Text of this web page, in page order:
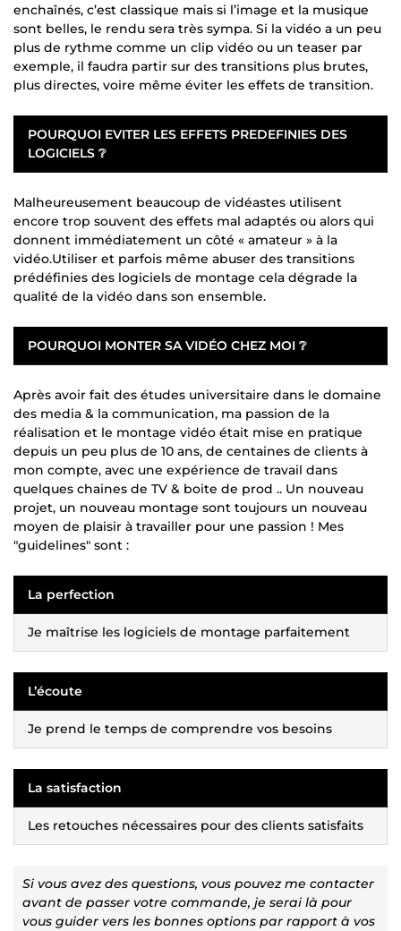
enchaînés, c’est classique mais si l’image et la musique
sont belles, le rendu sera très sympa. Si la vidéo a un peu
plus de rythme comme un clip vidéo ou un teaser par
exemple, il faudra partir sur des transitions plus brutes,
plus directes, voire même éviter les effets de transition.
POURQUOI EVITER LES EFFETS PREDEFINIES DES
LOGICIELS ❔
Malheureusement beaucoup de vidéastes utilisent
encore trop souvent des effets mal adaptés ou alors qui
donnent immédiatement un côté « amateur » à la
vidéo.Utiliser et parfois même abuser des transitions
prédéfinies des logiciels de montage cela dégrade la
qualité de la vidéo dans son ensemble.
POURQUOI MONTER SA VIDÉO CHEZ MOI ❔
Après avoir fait des études universitaire dans le domaine
des media & la communication, ma passion de la
réalisation et le montage vidéo était mise en pratique
depuis un peu plus de 10 ans, de centaines de clients à
mon compte, avec une expérience de travail dans
quelques chaines de TV & boite de prod .. Un nouveau
projet, un nouveau montage sont toujours un nouveau
moyen de plaisir à travailler pour une passion ! Mes
"guidelines" sont :
La perfection
Je maîtrise les logiciels de montage parfaitement
L’écoute
Je prend le temps de comprendre vos besoins
La satisfaction
Les retouches nécessaires pour des clients satisfaits
Si vous avez des questions, vous pouvez me contacter
avant de passer votre commande, je serai là pour
vous guider vers les bonnes options par rapport à vos